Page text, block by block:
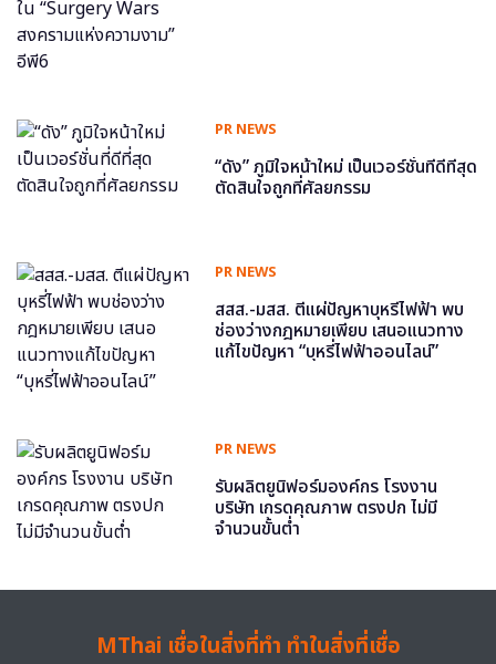
PR NEWS
“ดัง” ภูมิใจหน้าใหม่ เป็นเวอร์ชั่นที่ดีที่สุด
ตัดสินใจถูกที่ศัลยกรรม
PR NEWS
สสส.-มสส. ตีแผ่ปัญหาบุหรี่ไฟฟ้า พบ
ช่องว่างกฎหมายเพียบ เสนอแนวทาง
แก้ไขปัญหา “บุหรี่ไฟฟ้าออนไลน์”
PR NEWS
รับผลิตยูนิฟอร์มองค์กร โรงงาน
บริษัท เกรดคุณภาพ ตรงปก ไม่มี
จำนวนขั้นต่ำ
MThai เชื่อในสิ่งที่ทำ ทำในสิ่งที่เชื่อ